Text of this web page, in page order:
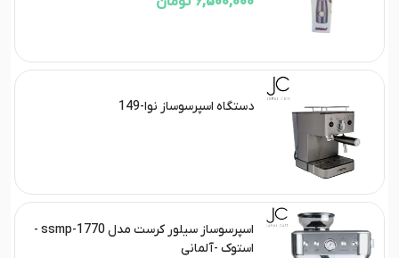
دستگاه اسپرسوساز نوا-149
اسپرسوساز سیلور کرست مدل ssmp-1770 -
استوک -آلمانی